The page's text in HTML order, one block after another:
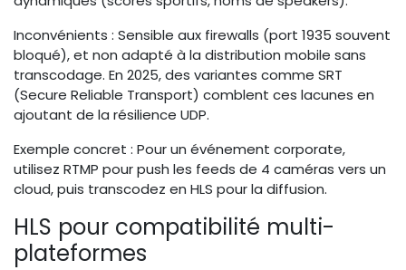
Inconvénients : Sensible aux firewalls (port 1935 souvent
bloqué), et non adapté à la distribution mobile sans
transcodage. En 2025, des variantes comme SRT
(Secure Reliable Transport) comblent ces lacunes en
ajoutant de la résilience UDP.
Exemple concret : Pour un événement corporate,
utilisez RTMP pour push les feeds de 4 caméras vers un
cloud, puis transcodez en HLS pour la diffusion.
HLS pour compatibilité multi-
plateformes